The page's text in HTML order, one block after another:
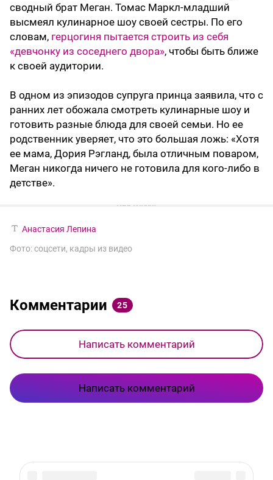
сводный брат Меган. Томас Маркл-младший
высмеял кулинарное шоу своей сестры. По его
словам, герцогиня пытается строить из себя
«девчонку из соседнего двора», чтобы быть ближе
к своей аудитории.
В одном из эпизодов супруга принца заявила, что с
ранних лет обожала смотреть кулинарные шоу и
готовить разные блюда для своей семьи. Но ее
родственник уверяет, что это большая ложь: «Хотя
ее мама, Дория Рэгланд, была отличным поваром,
Меган никогда ничего не готовила для кого-либо в
детстве».
Анастасия Лепина
Фото: соцсети, кадры из видео
Комментарии 25
Написать комментарий
Написать комментарий